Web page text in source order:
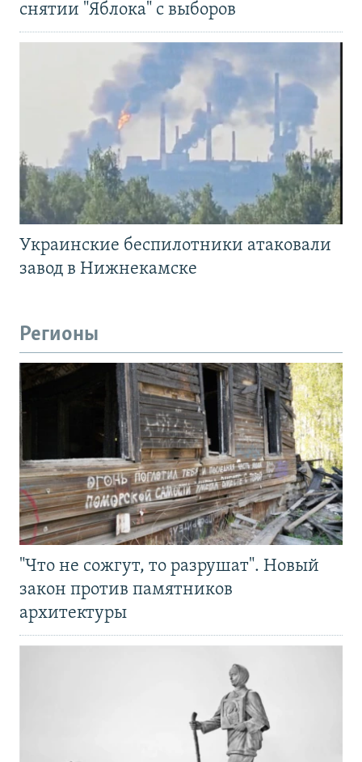
снятии "Яблока" с выборов
Украинские беспилотники атаковали
завод в Нижнекамске
Регионы
"Что не сожгут, то разрушат". Новый
закон против памятников
архитектуры